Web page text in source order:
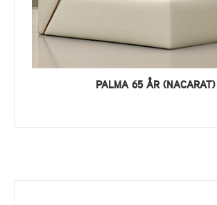
PALMA 65 ÅR (NACARAT)